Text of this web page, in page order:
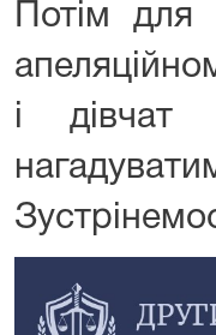
Потім для
і дівчат